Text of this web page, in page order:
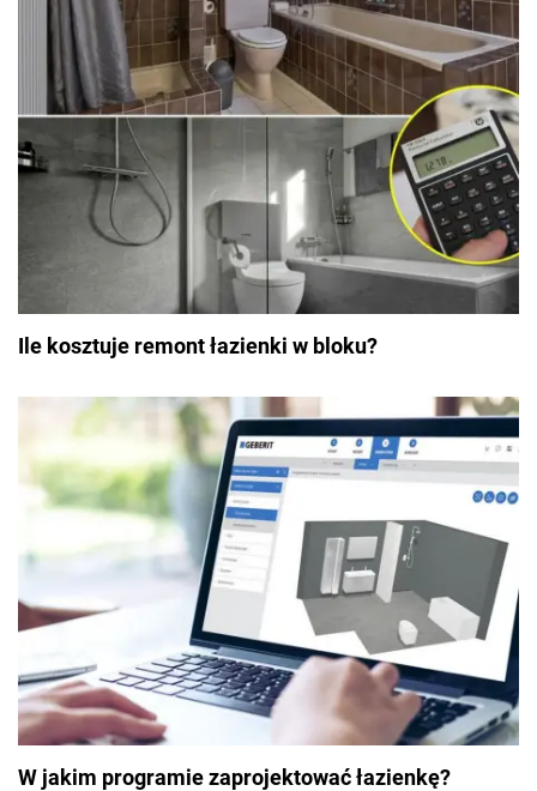
Ile kosztuje remont łazienki w bloku?
W jakim programie zaprojektować łazienkę?